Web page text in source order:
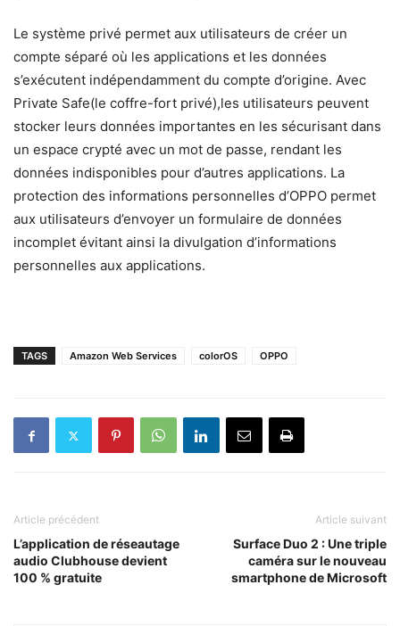
Le système privé permet aux utilisateurs de créer un
compte séparé où les applications et les données
s’exécutent indépendamment du compte d’origine. Avec
Private Safe(le coffre-fort privé),les utilisateurs peuvent
stocker leurs données importantes en les sécurisant dans
un espace crypté avec un mot de passe, rendant les
données indisponibles pour d’autres applications. La
protection des informations personnelles d’OPPO permet
aux utilisateurs d’envoyer un formulaire de données
incomplet évitant ainsi la divulgation d’informations
personnelles aux applications.
TAGS Amazon Web Services colorOS OPPO
Article précédent
L’application de réseautage
audio Clubhouse devient
100 % gratuite
Article suivant
Surface Duo 2 : Une triple
caméra sur le nouveau
smartphone de Microsoft